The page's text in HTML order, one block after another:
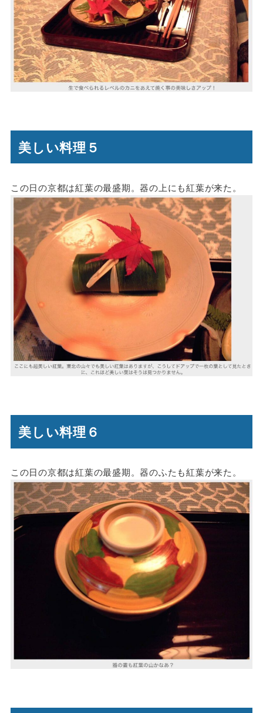
美しい料理５
この日の京都は紅葉の最盛期。器の上にも紅葉が来た。
美しい料理６
この日の京都は紅葉の最盛期。器のふたも紅葉が来た。